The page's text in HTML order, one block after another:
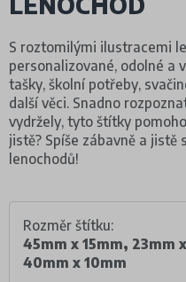
S roztomilými ilustracemi
personalizované, odolné a
tašky, školní potřeby,
další věci. Snadno
vydržely, tyto štítky
jistě? Spíše zábavně a
lenochodů!
Rozměr štítku:
45mm x 15mm, 23mm
40mm x 10mm